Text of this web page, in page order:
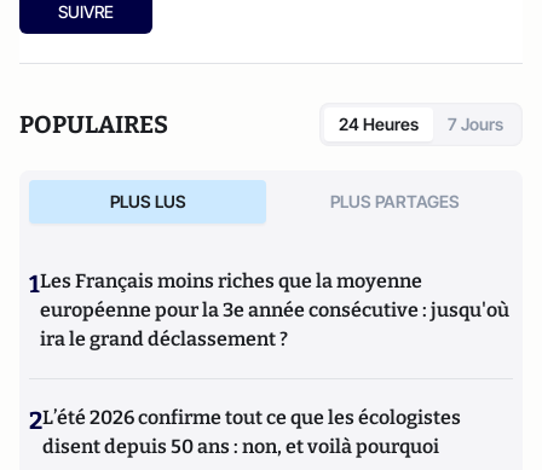
2010),Jeunesses à l'abandon
SUIVRE
POPULAIRES 24 Heures 7 Jours
PLUS LUS PLUS PARTAGES
1Les Français moins riches que la moyenne
européenne pour la 3e année consécutive : jusqu'où
ira le grand déclassement ?
2L’été 2026 confirme tout ce que les écologistes
disent depuis 50 ans : non, et voilà pourquoi